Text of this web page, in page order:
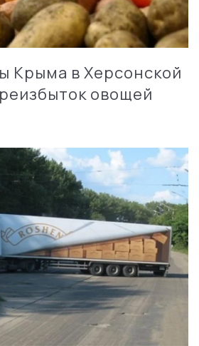
Крыма в Херсонской
овощей